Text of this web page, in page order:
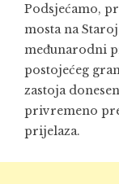
Podsjećamo,
mosta na
međunarodni
postojećeg
zastoja
privremeno
prijelaza.